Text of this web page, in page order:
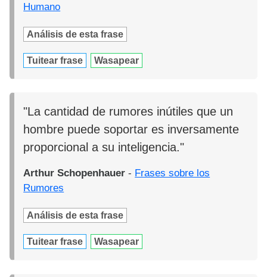
Humano
Análisis de esta frase
Tuitear frase Wasapear
"La cantidad de rumores inútiles que un
hombre puede soportar es inversamente
proporcional a su inteligencia."
Arthur Schopenhauer - Frases sobre los
Rumores
Análisis de esta frase
Tuitear frase Wasapear